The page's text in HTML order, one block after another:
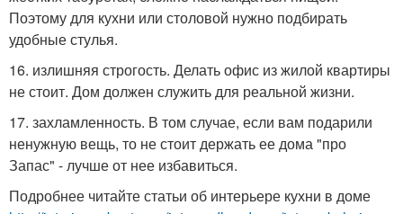
Поэтому для кухни или столовой нужно подбирать
удобные стулья.
16. излишняя строгость. Делать офис из жилой квартиры
не стоит. Дом должен служить для реальной жизни.
17. захламленность. В том случае, если вам подарили
ненужную вещь, то не стоит держать ее дома "про
Запас" - лучше от нее избавиться.
Подробнее читайте статьи об интерьере кухни в доме